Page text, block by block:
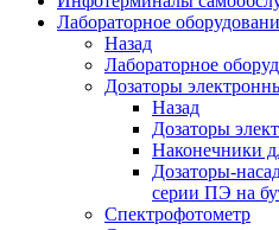
Лабораторное
Назад
Лабораторное
Дозаторы
Назад
Дозаторы
Наконечники
Дозаторы-
серии ПЭ на
Спектрофотометр